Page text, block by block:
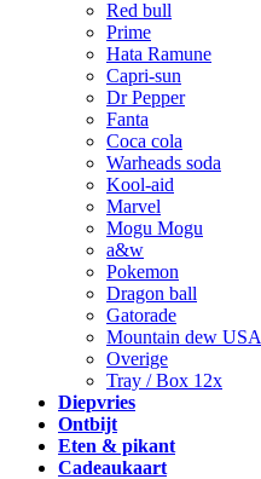
Red bull
Prime
Hata Ramune
Capri-sun
Dr Pepper
Fanta
Coca cola
Warheads soda
Kool-aid
Marvel
Mogu Mogu
a&w
Pokemon
Dragon ball
Gatorade
Mountain dew USA
Overige
Tray / Box 12x
Diepvries
Ontbijt
Eten & pikant
Cadeaukaart